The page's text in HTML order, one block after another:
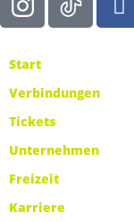
Start
Verbindungen
Tickets
Unternehmen
Freizeit
Karriere